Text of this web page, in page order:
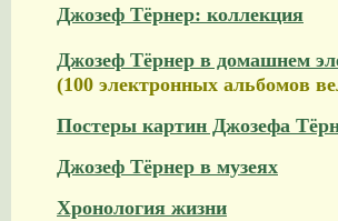
Джозеф Тёрнер: коллекция
Джозеф Тёрнер в домашнем
(100 электронных альбомов
Постеры картин Джозефа
Джозеф Тёрнер в музеях
Хронология жизни